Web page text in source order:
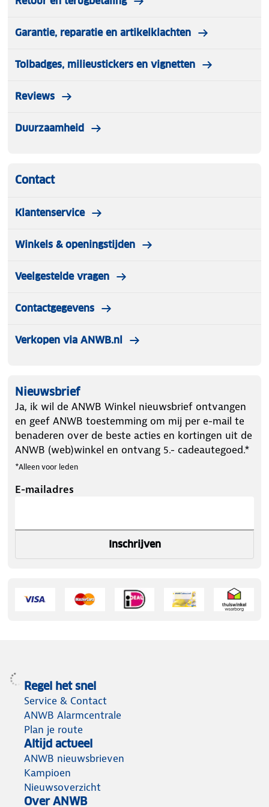
: 35/38. 39/42, 43/46 & 47/50
elastan
Badstof beschermt en is schokdempend
Garantie, reparatie en artikelklachten
Tolbadges, milieustickers en vignetten
Reviews
Duurzaamheid
Contact
Klantenservice
Winkels & openingstijden
Veelgestelde vragen
Contactgegevens
Verkopen via ANWB.nl
Nieuwsbrief
Ja, ik wil de ANWB Winkel nieuwsbrief ontvangen
en geef ANWB toestemming om mij per e-mail te
benaderen over de beste acties en kortingen uit de
ANWB (web)winkel en ontvang 5.- cadeautegoed.*
*Alleen voor leden
E-mailadres
Inschrijven
Regel het snel
Service & Contact
ANWB Alarmcentrale
Plan je route
Altijd actueel
ANWB nieuwsbrieven
Kampioen
Nieuwsoverzicht
Over ANWB